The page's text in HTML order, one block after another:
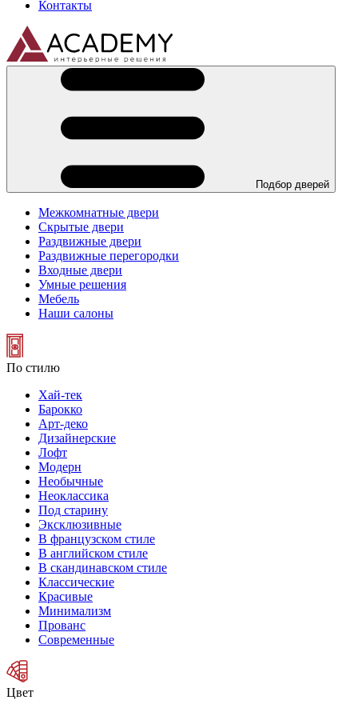
Контакты
Подбор дверей
Межкомнатные двери
Скрытые двери
Раздвижные двери
Раздвижные перегородки
Входные двери
Умные решения
Мебель
Наши салоны
По стилю
Хай-тек
Барокко
Арт-деко
Дизайнерские
Лофт
Модерн
Необычные
Неоклассика
Под старину
Эксклюзивные
В французском стиле
В английском стиле
В скандинавском стиле
Классические
Красивые
Минимализм
Прованс
Современные
Цвет